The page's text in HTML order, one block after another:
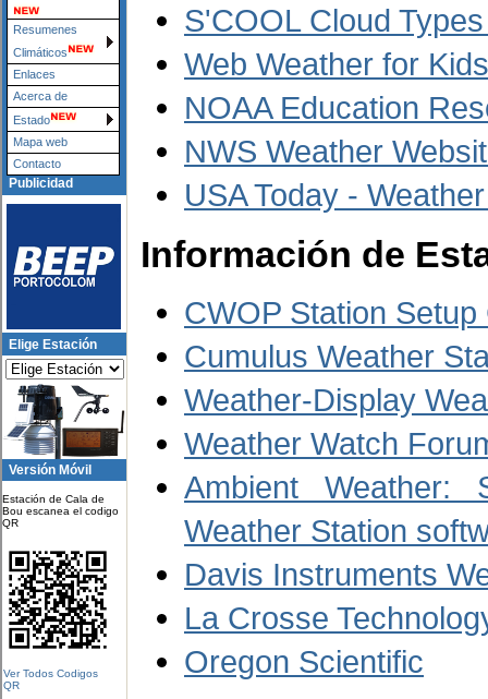
Resumenes
Climáticos
Enlaces
Acerca de
Estado
Mapa web
Contacto
Publicidad
Elige Estación
Versión Móvil
Estación de Cala de
Bou escanea el codigo
QR
Ver Todos Codigos
QR
S'COOL Cloud
Web Weather for Kids
NOAA Education
NWS Weather
USA Today -
Información de
CWOP Station Setup
Cumulus Weather
Weather-Display
Weather Watch
Ambient Weather:
Weather Station
Davis Instruments
La Crosse
Oregon Scientific